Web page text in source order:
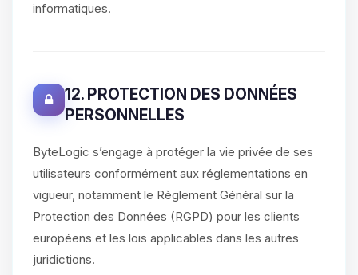
informatiques.
12. PROTECTION DES DONNÉES
PERSONNELLES
ByteLogic s’engage à protéger la vie privée de ses
utilisateurs conformément aux réglementations en
vigueur, notamment le Règlement Général sur la
Protection des Données (RGPD) pour les clients
européens et les lois applicables dans les autres
juridictions.